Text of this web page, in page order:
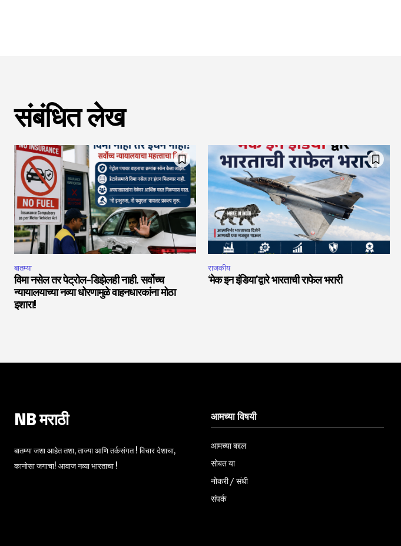
संबंधित लेख
बातम्या
विमा नसेल तर पेट्रोल-डिझेलही नाही. सर्वोच्च
न्यायालयाच्या नव्या धोरणामुळे वाहनधारकांना मोठा
इशारा!
राजकीय
‘मेक इन इंडिया’द्वारे भारताची राफेल भरारी
NB मराठी
बातम्या जशा आहेत तशा, ताज्या आणि तर्कसंगत ! विचार देशाचा,
कानोसा जगाचा! आवाज नव्या भारताचा !
आमच्या विषयी
आमच्या बद्दल
सोबत या
नोकरी / संधी
संपर्क